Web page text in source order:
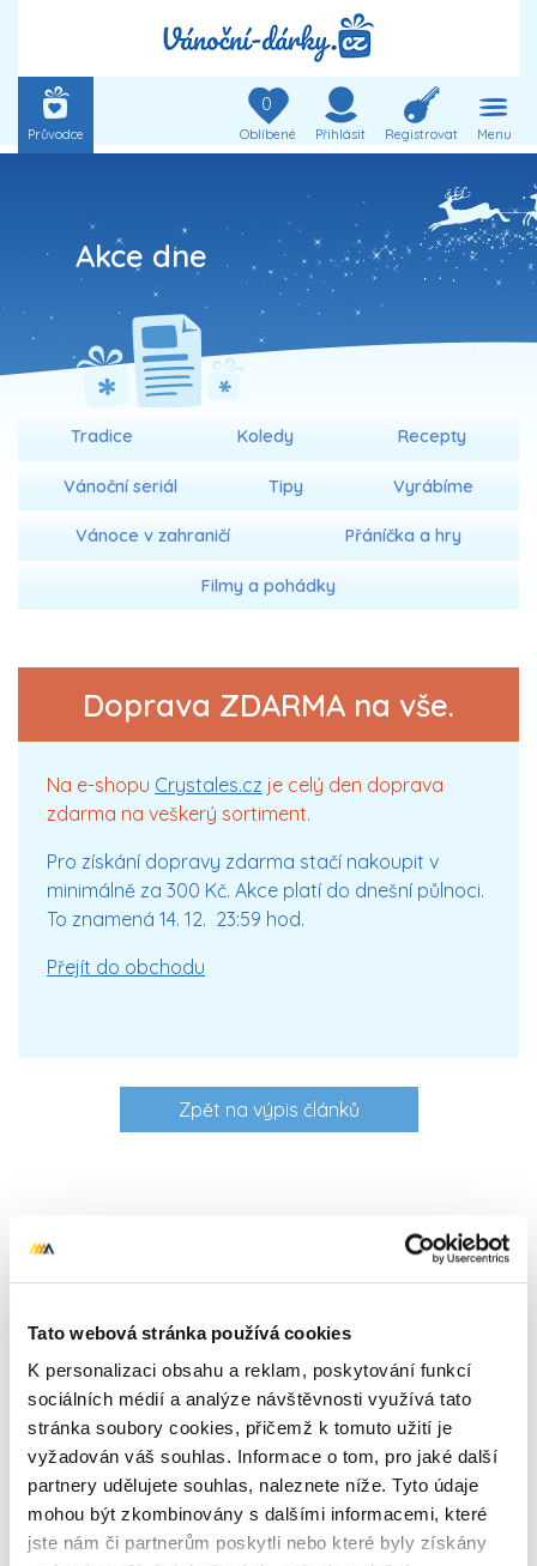
Tato webová stránka používá cookies
K personalizaci obsahu a reklam, poskytování funkcí
sociálních médií a analýze návštěvnosti využívá tato
stránka soubory cookies, přičemž k tomuto užití je
vyžadován váš souhlas. Informace o tom, pro jaké další
partnery udělujete souhlas, naleznete níže. Tyto údaje
mohou být zkombinovány s dalšími informacemi, které
jste nám či partnerům poskytli nebo které byly získány
Průvodce
0
Oblíbené Přihlásit Registrovat Menu
Akce dne
Tradice Koledy Recepty
Vánoční seriál Tipy Vyrábíme
Vánoce v zahraničí Přáníčka a hry
Filmy a pohádky
Doprava ZDARMA na vše.
Na e-shopu Crystales.cz je celý den doprava
zdarma na veškerý sortiment.
Pro získání dopravy zdarma stačí nakoupit v
minimálně za 300 Kč. Akce platí do dnešní půlnoci.
To znamená 14. 12. 23:59 hod.
Přejít do obchodu
Zpět na výpis článků